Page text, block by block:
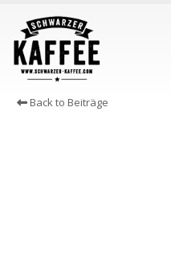
Back to Beiträge